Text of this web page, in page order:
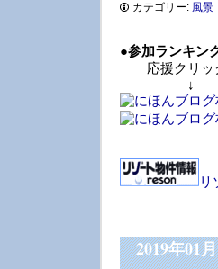
カテゴリー: 風景
●参加ランキン
応援クリック
↓
リ
2019年01月